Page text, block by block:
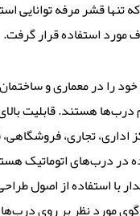
قشر مرفه توانایی
مورد استفاده قرار گرفت.
را در معماری و
هستند. قابلیت
تجاری،
در درب‌های اتوماتیک
با استفاده از اصول
مورد نظر بر روی